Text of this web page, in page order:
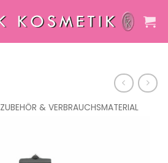
ZUBEHÖR & VERBRAUCHSMATERIAL